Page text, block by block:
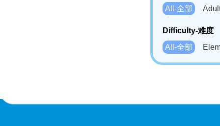
All-全部
Difficulty-难度
All-全部